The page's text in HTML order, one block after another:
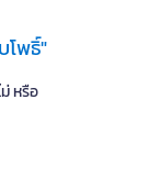
โพธิ์"
หรือ